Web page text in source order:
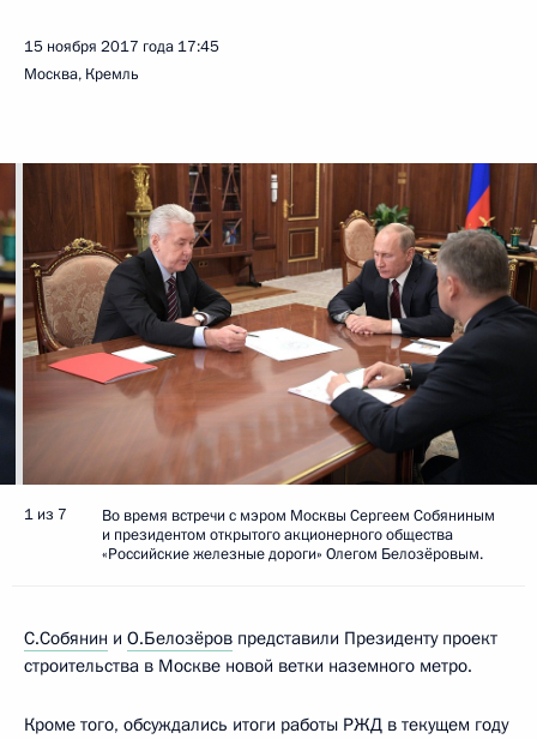
15 ноября 2017 года 17:45
Москва, Кремль
1 из 7
Во время встречи с мэром Москвы Сергеем Собяниным
и президентом открытого акционерного общества
«Российские железные дороги» Олегом Белозёровым.
С.Собянин и О.Белозёров представили Президенту проект
строительства в Москве новой ветки наземного метро.
Кроме того, обсуждались итоги работы РЖД в текущем году